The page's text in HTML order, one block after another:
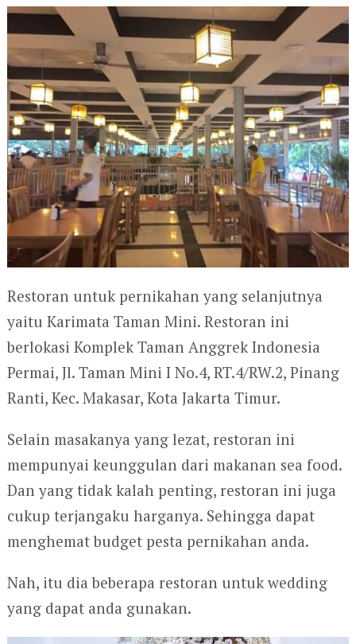
Restoran untuk pernikahan yang selanjutnya
yaitu Karimata Taman Mini. Restoran ini
berlokasi Komplek Taman Anggrek Indonesia
Permai, Jl. Taman Mini I No.4, RT.4/RW.2, Pinang
Ranti, Kec. Makasar, Kota Jakarta Timur.
Selain masakanya yang lezat, restoran ini
mempunyai keunggulan dari makanan sea food.
Dan yang tidak kalah penting, restoran ini juga
cukup terjangaku harganya. Sehingga dapat
menghemat budget pesta pernikahan anda.
Nah, itu dia beberapa restoran untuk wedding
yang dapat anda gunakan.